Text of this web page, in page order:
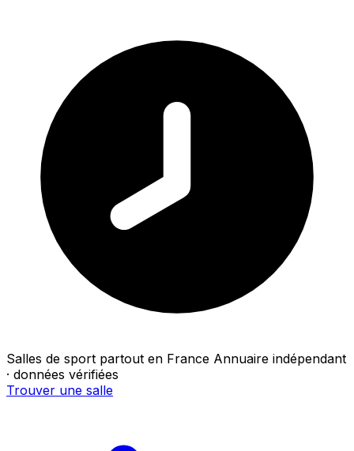
Salles de sport partout en France Annuaire indépendant
· données vérifiées
Trouver une salle